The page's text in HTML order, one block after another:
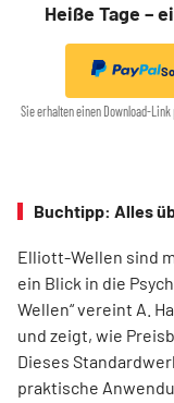
Heiße Tage –
Sie erhalten einen Download-
Buchtipp: Alles
Elliott-Wellen sind
ein Blick in die
Wellen“ vereint A.
und zeigt, wie
Dieses
praktische